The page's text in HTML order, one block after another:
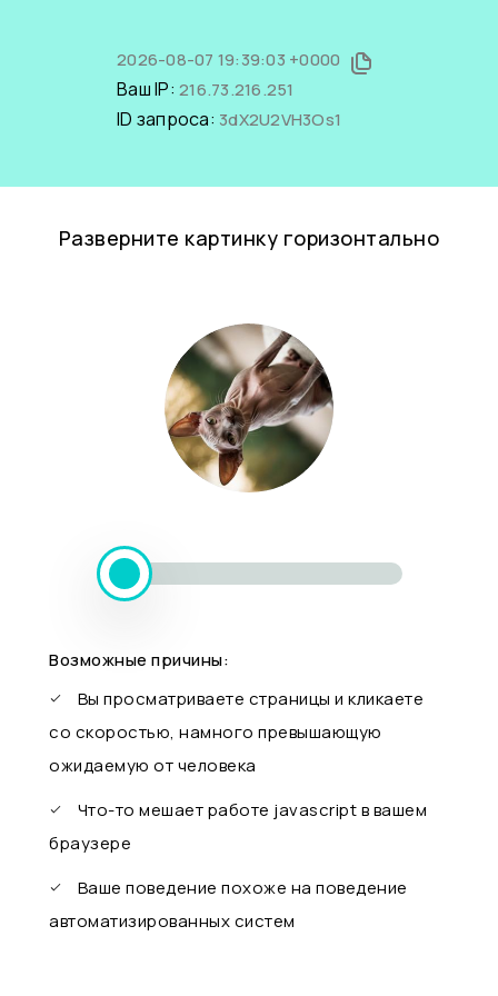
2026-08-07 19:39:03 +0000
Ваш IP: 216.73.216.251
ID запроса: 3dX2U2VH3Os1
Разверните картинку горизонтально
Возможные причины:
Вы просматриваете страницы и кликаете
со скоростью, намного превышающую
ожидаемую от человека
Что-то мешает работе javascript в вашем
браузере
Ваше поведение похоже на поведение
автоматизированных систем